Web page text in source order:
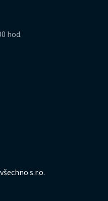
hod.
s.r.o.